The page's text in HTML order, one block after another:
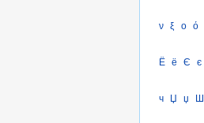
ν ξ ο ό
Ё ё Є є
ч Џ џ Ш